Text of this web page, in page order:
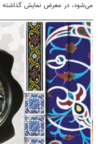
می‌شود، در معرض نمایش گذاشته